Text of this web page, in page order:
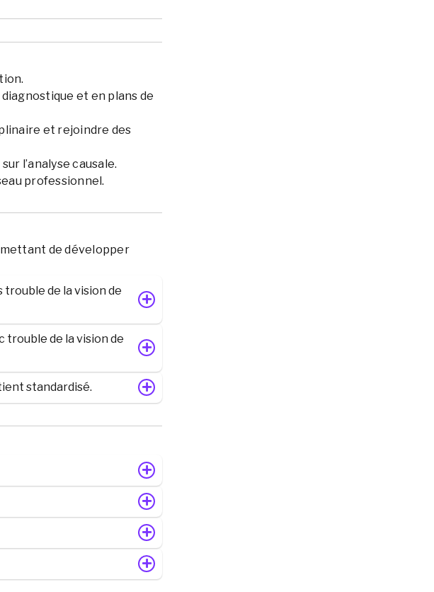
et en plans de
et rejoindre des
l’analyse causale.
professionnel.
de développer
de la vision de
trouble de la vision de
standardisé.